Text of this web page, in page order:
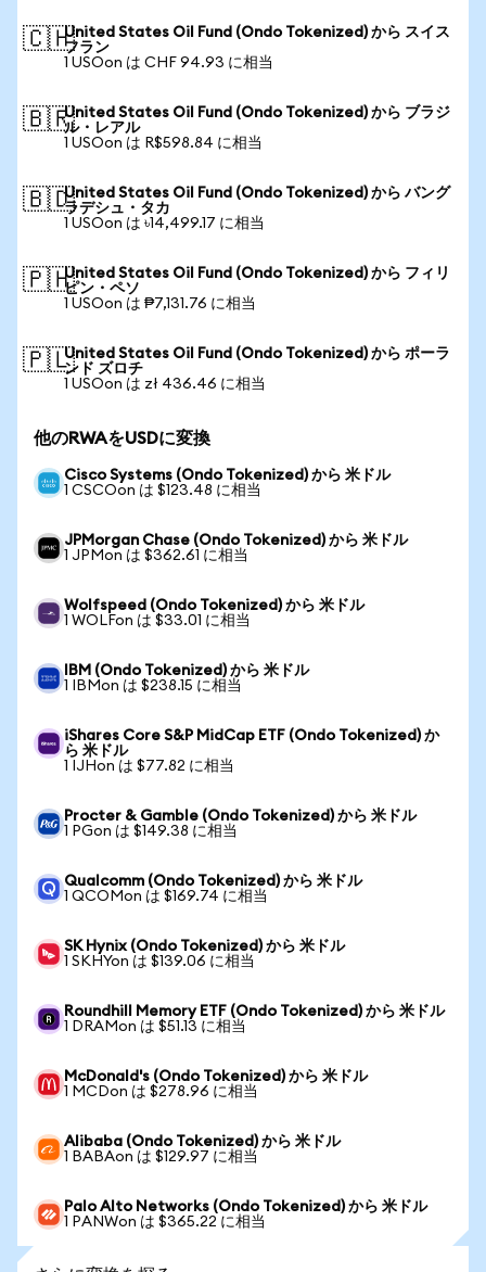
🇨🇭United States Oil Fund (Ondo Tokenized) から スイス
フラン
1 USOon は CHF 94.93 に相当
🇧🇷United States Oil Fund (Ondo Tokenized) から ブラジ
ル・レアル
1 USOon は R$598.84 に相当
🇧🇩United States Oil Fund (Ondo Tokenized) から バング
ラデシュ・タカ
1 USOon は ৳14,499.17 に相当
🇵🇭United States Oil Fund (Ondo Tokenized) から フィリ
ピン・ペソ
1 USOon は ₱7,131.76 に相当
🇵🇱United States Oil Fund (Ondo Tokenized) から ポーラ
ンド ズロチ
1 USOon は zł 436.46 に相当
他のRWAをUSDに変換
Cisco Systems (Ondo Tokenized) から 米ドル
1 CSCOon は $123.48 に相当
JPMorgan Chase (Ondo Tokenized) から 米ドル
1 JPMon は $362.61 に相当
Wolfspeed (Ondo Tokenized) から 米ドル
1 WOLFon は $33.01 に相当
IBM (Ondo Tokenized) から 米ドル
1 IBMon は $238.15 に相当
iShares Core S&P MidCap ETF (Ondo Tokenized) か
ら 米ドル
1 IJHon は $77.82 に相当
Procter & Gamble (Ondo Tokenized) から 米ドル
1 PGon は $149.38 に相当
Qualcomm (Ondo Tokenized) から 米ドル
1 QCOMon は $169.74 に相当
SK Hynix (Ondo Tokenized) から 米ドル
1 SKHYon は $139.06 に相当
Roundhill Memory ETF (Ondo Tokenized) から 米ドル
1 DRAMon は $51.13 に相当
McDonald's (Ondo Tokenized) から 米ドル
1 MCDon は $278.96 に相当
Alibaba (Ondo Tokenized) から 米ドル
1 BABAon は $129.97 に相当
Palo Alto Networks (Ondo Tokenized) から 米ドル
1 PANWon は $365.22 に相当